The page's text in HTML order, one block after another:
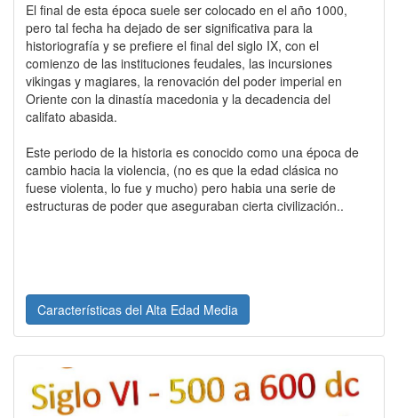
El final de esta época suele ser colocado en el año 1000,
pero tal fecha ha dejado de ser significativa para la
historiografía y se prefiere el final del siglo IX, con el
comienzo de las instituciones feudales, las incursiones
vikingas y magiares, la renovación del poder imperial en
Oriente con la dinastía macedonia y la decadencia del
califato abasida.
Este periodo de la historia es conocido como una época de
cambio hacia la violencia, (no es que la edad clásica no
fuese violenta, lo fue y mucho) pero habia una serie de
estructuras de poder que aseguraban cierta civilización..
Características del Alta Edad Media